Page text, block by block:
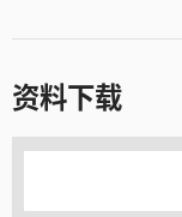
资料下载